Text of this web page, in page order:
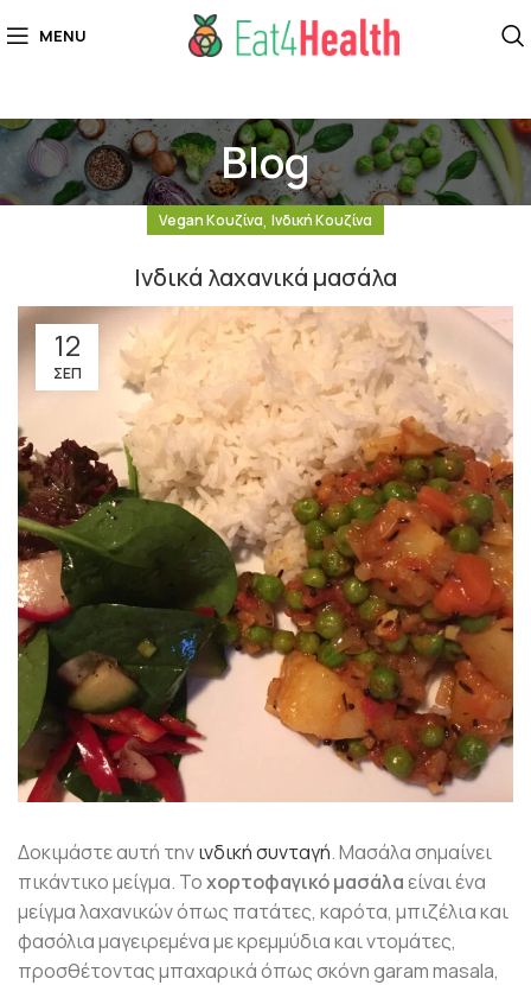
MENU
Blog
Vegan Κουζίνα, Ινδική Κουζίνα
Ινδικά λαχανικά μασάλα
12
ΣΕΠ
Δοκιμάστε αυτή τηνινδική συνταγή. Μασάλα σημαίνει
πικάντικο μείγμα. Τοχορτοφαγικό μασάλαείναι ένα
μείγμα λαχανικών όπως πατάτες, καρότα, μπιζέλια και
φασόλια μαγειρεμένα με κρεμμύδια και ντομάτες,
προσθέτοντας μπαχαρικά όπως σκόνη garam masala,